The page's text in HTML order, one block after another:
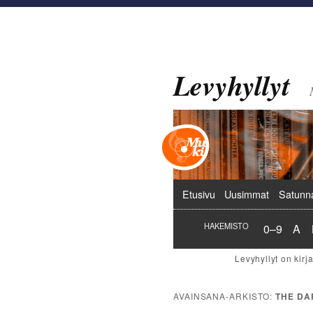
Levyhyllyt
Päävalikko
Etusivu Uusimmat
HAKEMISTO 0–9 A
AVAINSANA-ARKISTO:THE